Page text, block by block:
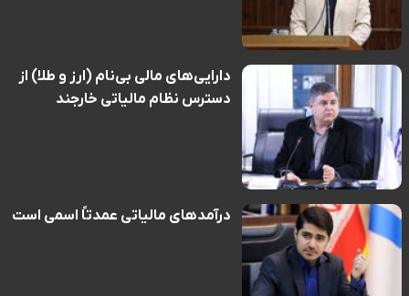
دارایی‌های مالی بی‌نام (ارز و طلا) از
دسترس نظام مالیاتی خارجند
درآمدهای مالیاتی عمدتاً اسمی است